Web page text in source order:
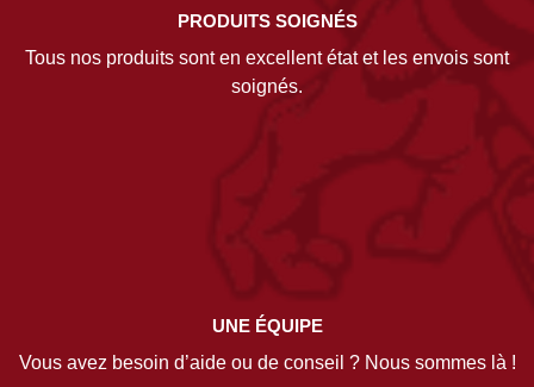
PRODUITS SOIGNÉS
Tous nos produits sont en excellent état et les envois sont
soignés.
UNE ÉQUIPE
Vous avez besoin d’aide ou de conseil ? Nous sommes là !